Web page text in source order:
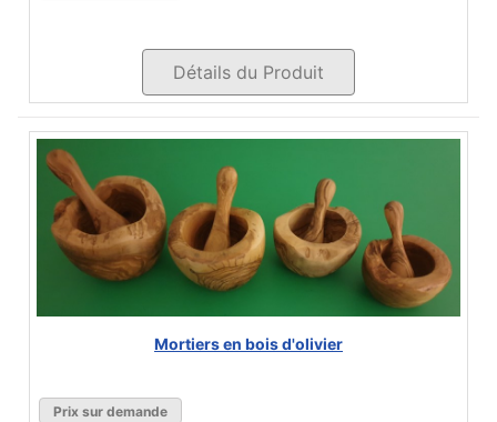
Détails du Produit
Mortiers en bois d'olivier
Prix sur demande